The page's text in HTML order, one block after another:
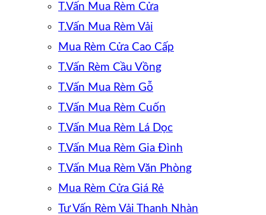
T.Vấn Mua Rèm Cửa
T.Vấn Mua Rèm Vải
Mua Rèm Cửa Cao Cấp
T.Vấn Rèm Cầu Vồng
T.Vấn Mua Rèm Gỗ
T.Vấn Mua Rèm Cuốn
T.Vấn Mua Rèm Lá Dọc
T.Vấn Mua Rèm Gia Đình
T.Vấn Mua Rèm Văn Phòng
Mua Rèm Cửa Giá Rẻ
Tư Vấn Rèm Vải Thanh Nhàn